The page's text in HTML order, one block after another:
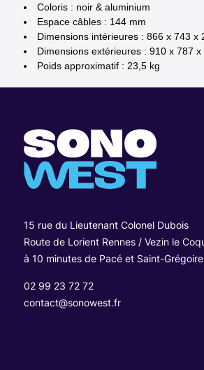
Coloris : noir & aluminium
Espace câbles : 144 mm
Dimensions intérieures : 866 x 743 x
Dimensions extérieures : 910 x 787 x
Poids approximatif : 23,5 kg
15 rue du Lieutenant Colonel Dubois
Route de Lorient Rennes / Vezin le
à 10 minutes de Pacé et Saint-Grégoire
02 99 23 72 72
contact@sonowest.fr